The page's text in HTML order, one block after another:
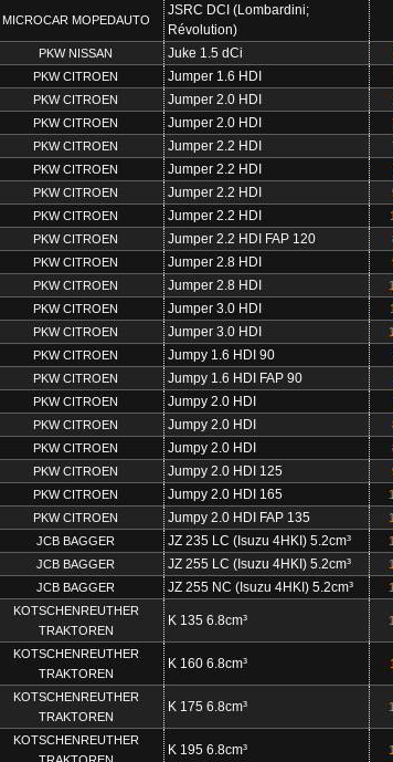
MICROCAR MOPEDAUTO
JSRC DCI (Lombardini;
Révolution)
PKW NISSAN Juke 1.5 dCi
PKW CITROEN
Jumper 1.6 HDI
PKW CITROEN
Jumper 2.0 HDI
PKW CITROEN
Jumper 2.0 HDI
PKW CITROEN
Jumper 2.2 HDI
PKW CITROEN
Jumper 2.2 HDI
PKW CITROEN
Jumper 2.2 HDI
PKW CITROEN
Jumper 2.2 HDI
PKW CITROEN
Jumper 2.2 HDI FAP 120
PKW CITROEN
Jumper 2.8 HDI
PKW CITROEN
Jumper 2.8 HDI
PKW CITROEN
Jumper 3.0 HDI
PKW CITROEN
Jumper 3.0 HDI
PKW CITROEN
Jumpy 1.6 HDI 90
PKW CITROEN
Jumpy 1.6 HDI FAP 90
PKW CITROEN
Jumpy 2.0 HDI
PKW CITROEN
Jumpy 2.0 HDI
PKW CITROEN
Jumpy 2.0 HDI
PKW CITROEN
Jumpy 2.0 HDI 125
PKW CITROEN
Jumpy 2.0 HDI 165
PKW CITROEN
Jumpy 2.0 HDI FAP 135
JCB BAGGER
JZ 235 LC (Isuzu 4HKI) 5.2cm³
JCB BAGGER
JZ 255 LC (Isuzu 4HKI) 5.2cm³
JCB BAGGER
JZ 255 NC (Isuzu 4HKI) 5.2cm³
KOTSCHENREUTHER
TRAKTOREN
K 135 6.8cm³
KOTSCHENREUTHER
TRAKTOREN
K 160 6.8cm³
KOTSCHENREUTHER
TRAKTOREN
K 175 6.8cm³
KOTSCHENREUTHER
TRAKTOREN
K 195 6.8cm³